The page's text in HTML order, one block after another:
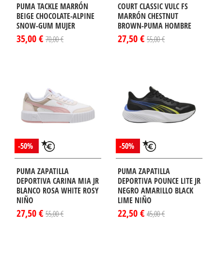
PUMA TACKLE MARRÓN
BEIGE CHOCOLATE-ALPINE
SNOW-GUM MUJER
35,00 € 70,00 €
COURT CLASSIC VULC FS
MARRÓN CHESTNUT
BROWN-PUMA HOMBRE
27,50 € 55,00 €
-50%
PUMA ZAPATILLA
DEPORTIVA CARINA MIA JR
BLANCO ROSA WHITE ROSY
NIÑO
27,50 € 55,00 €
-50%
PUMA ZAPATILLA
DEPORTIVA POUNCE LITE JR
NEGRO AMARILLO BLACK
LIME NIÑO
22,50 € 45,00 €